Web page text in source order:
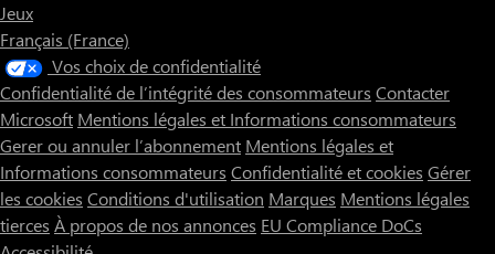
Jeux
Français (France)
Vos choix de confidentialité
Confidentialité de l’intégrité des consommateurs Contacter
Microsoft Mentions légales et Informations consommateurs
Gerer ou annuler l’abonnement Mentions légales et
Informations consommateurs Confidentialité et cookies Gérer
les cookies Conditions d'utilisation Marques Mentions légales
tierces À propos de nos annonces EU Compliance DoCs